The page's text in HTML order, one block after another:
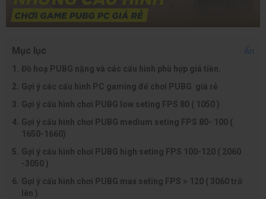
Mục lục
Ẩn
Đồ hoạ PUBG nặng và các cấu hình phù hợp giá tiền.
Gợi ý các cấu hình PC gaming để chơi PUBG giá rẻ
Gợi ý cấu hình chơi PUBG low seting FPS 80 ( 1050 )
Gợi ý cấu hình chơi PUBG medium seting FPS 80- 100 (
1650-1660)
Gợi ý cấu hình chơi PUBG high seting FPS 100-120 ( 2060
-3050 )
Gợi ý cấu hình chơi PUBG max seting FPS > 120 ( 3060 trở
lên )